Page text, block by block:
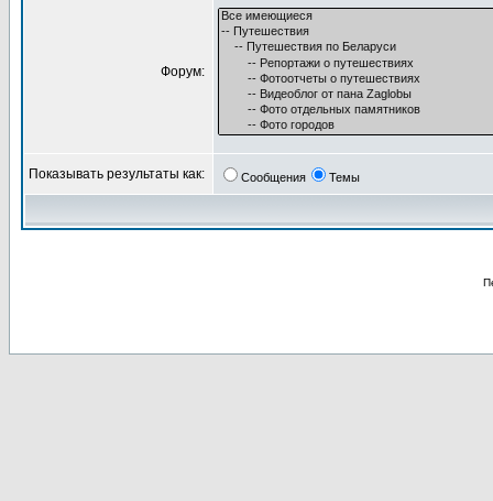
Форум:
Показывать результаты как: Сообщения Темы